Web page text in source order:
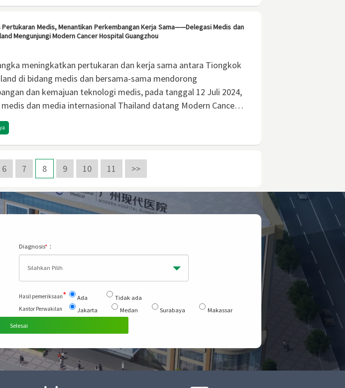
Pertukaran Medis, Menantikan Perkembangan Kerja Sama——Delegasi Medis dan
Mengunjungi Modern Cancer Hospital Guangzhou
meningkatkan pertukaran dan kerja sama antara Tiongkok
di bidang medis dan bersama-sama mendorong
dan kemajuan teknologi medis, pada tanggal 12 Juli 2024,
dan media internasional Thailand datang Modern Cancer
zhou untukmelakukankunjungandan diskusimedis.
6 7 8 9 10 11 >>
Diagnosis*：
Silahkan Pilih
Hasil pemeriksaan* Ada Tidak ada
Kantor Perwakilan Jakarta Medan Surabaya Makassar